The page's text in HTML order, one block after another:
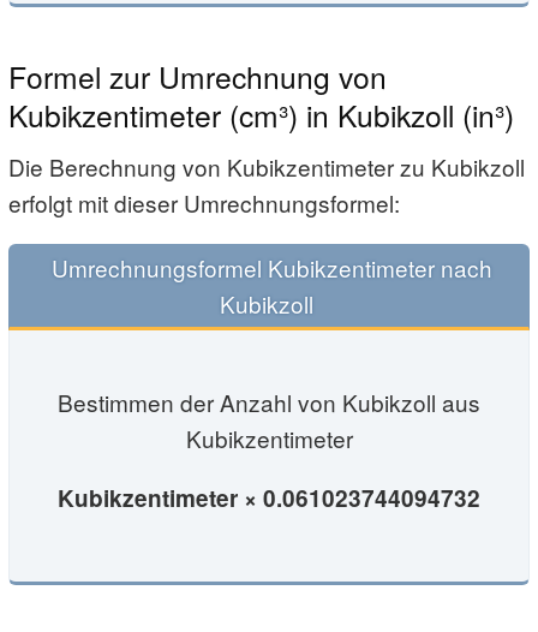
Formel zur Umrechnung von
Kubikzentimeter (cm³) in Kubikzoll (in³)
Die Berechnung von Kubikzentimeter zu Kubikzoll
erfolgt mit dieser Umrechnungs­­­formel:
Umrechnungsformel Kubikzentimeter nach
Kubikzoll
Bestimmen der Anzahl von Kubikzoll aus
Kubikzentimeter
Kubikzentimeter × 0.061023744094732